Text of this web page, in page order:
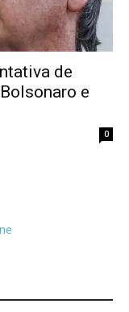
de
e
0